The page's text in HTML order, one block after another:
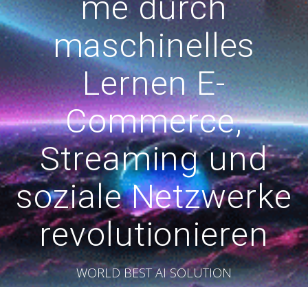
maschinelles
Lernen E-
Commerce,
Streaming und
soziale Netzwerke
revolutionieren
WORLD BEST AI SOLUTION